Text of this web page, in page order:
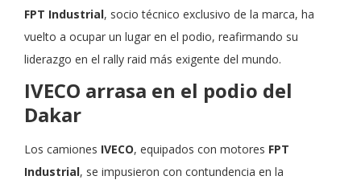
FPT Industrial, socio técnico exclusivo de la marca, ha
vuelto a ocupar un lugar en el podio, reafirmando su
liderazgo en el rally raid más exigente del mundo.
IVECO arrasa en el podio del
Dakar
Los camiones IVECO, equipados con motores FPT
Industrial, se impusieron con contundencia en la